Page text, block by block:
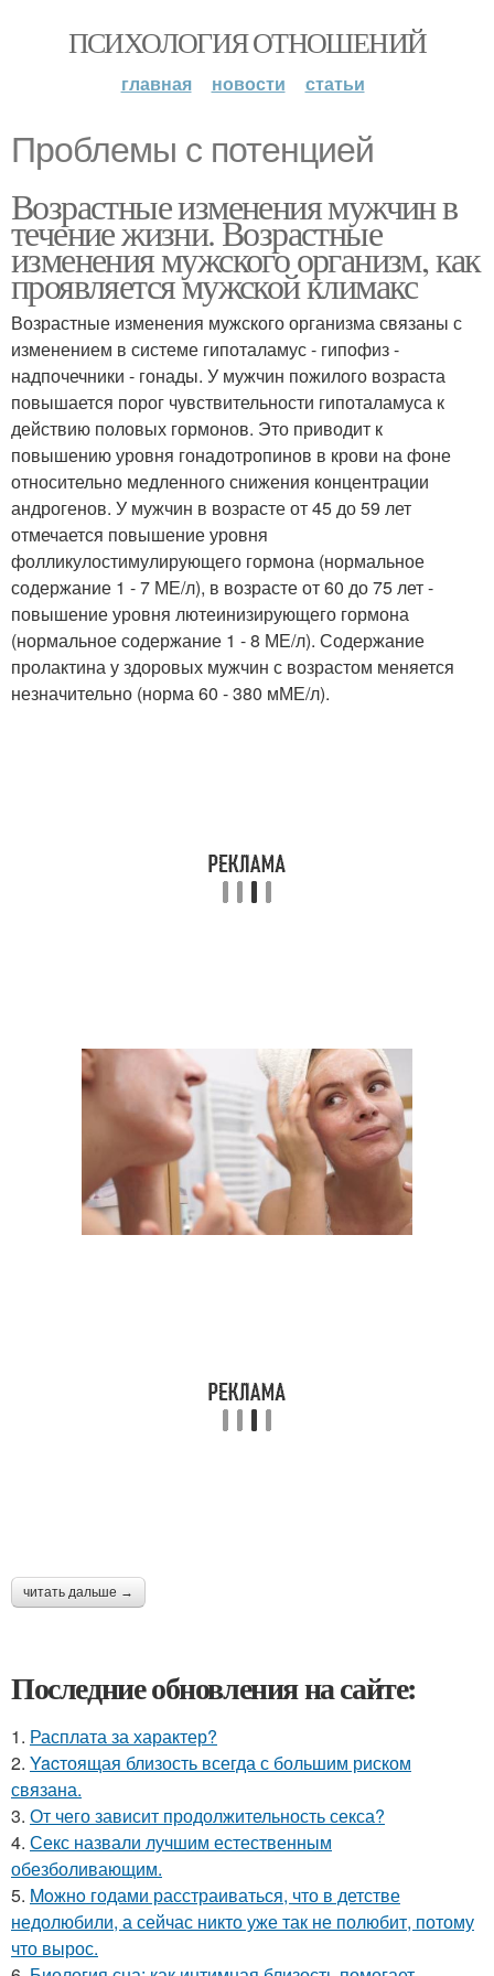
ПСИХОЛОГИЯ ОТНОШЕНИЙ
главная новости статьи
Проблемы с потенцией
Возрастные изменения мужчин в
течение жизни. Возрастные
изменения мужского организм, как
проявляется мужской климакс
Возрастные изменения мужского организма связаны с
изменением в системе гипоталамус - гипофиз -
надпочечники - гонады. У мужчин пожилого возраста
повышается порог чувствительности гипоталамуса к
действию половых гормонов. Это приводит к
повышению уровня гонадотропинов в крови на фоне
относительно медленного снижения концентрации
андрогенов. У мужчин в возрасте от 45 до 59 лет
отмечается повышение уровня
фолликулостимулирующего гормона (нормальное
содержание 1 - 7 МЕ/л), в возрасте от 60 до 75 лет -
повышение уровня лютеинизирующего гормона
(нормальное содержание 1 - 8 МЕ/л). Содержание
пролактина у здоровых мужчин с возрастом меняется
незначительно (норма 60 - 380 мМЕ/л).
читать дальше →
Последние обновления на сайте:
1. Расплата за характер?
2. Yacтоящая близость всегда с большим риском
связана.
3. От чего зависит продолжительность секса?
4. Секс назвали лучшим естественным
обезболивающим.
5. Moжнo годами расстраиваться, что в детстве
недолюбили, а сейчас никто уже так не полюбит, потому
что вырос.